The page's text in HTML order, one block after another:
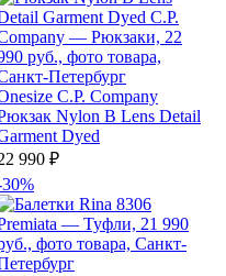
C.P. Company
Nylon B Lens Detail
Dyed
990 ₽